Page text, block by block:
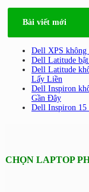
Bài viết mới
Dell XPS không
Dell Latitude
Dell Latitude
Lấy Liền
Dell Inspiron
Gần Đây
Dell Inspiron 15
CHỌN LAPTOP